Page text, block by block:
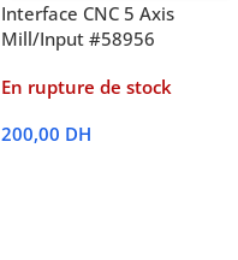
Interface CNC 5 Axis
Mill/Input #58956
En rupture de stock
200,00 DH